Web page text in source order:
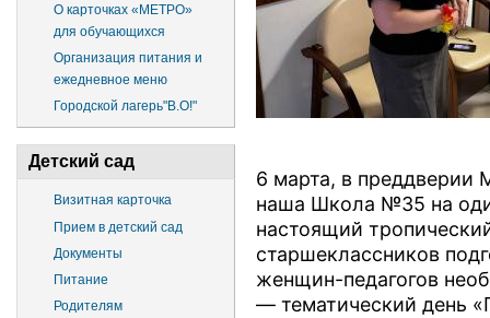
О карточках «МЕТРО»
для обучающихся
Организация питания и
ежедневное меню
Городской лагерь"В.О!"
Детский сад
Визитная карточка
Прием в детский сад
Документы
Питание
Родителям
6 марта, в преддверии
наша Школа №35 на
настоящий
старшеклассников
женщин-педагогов
— тематический день